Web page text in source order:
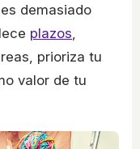
demasiado
plazos
prioriza tu
valor de tu